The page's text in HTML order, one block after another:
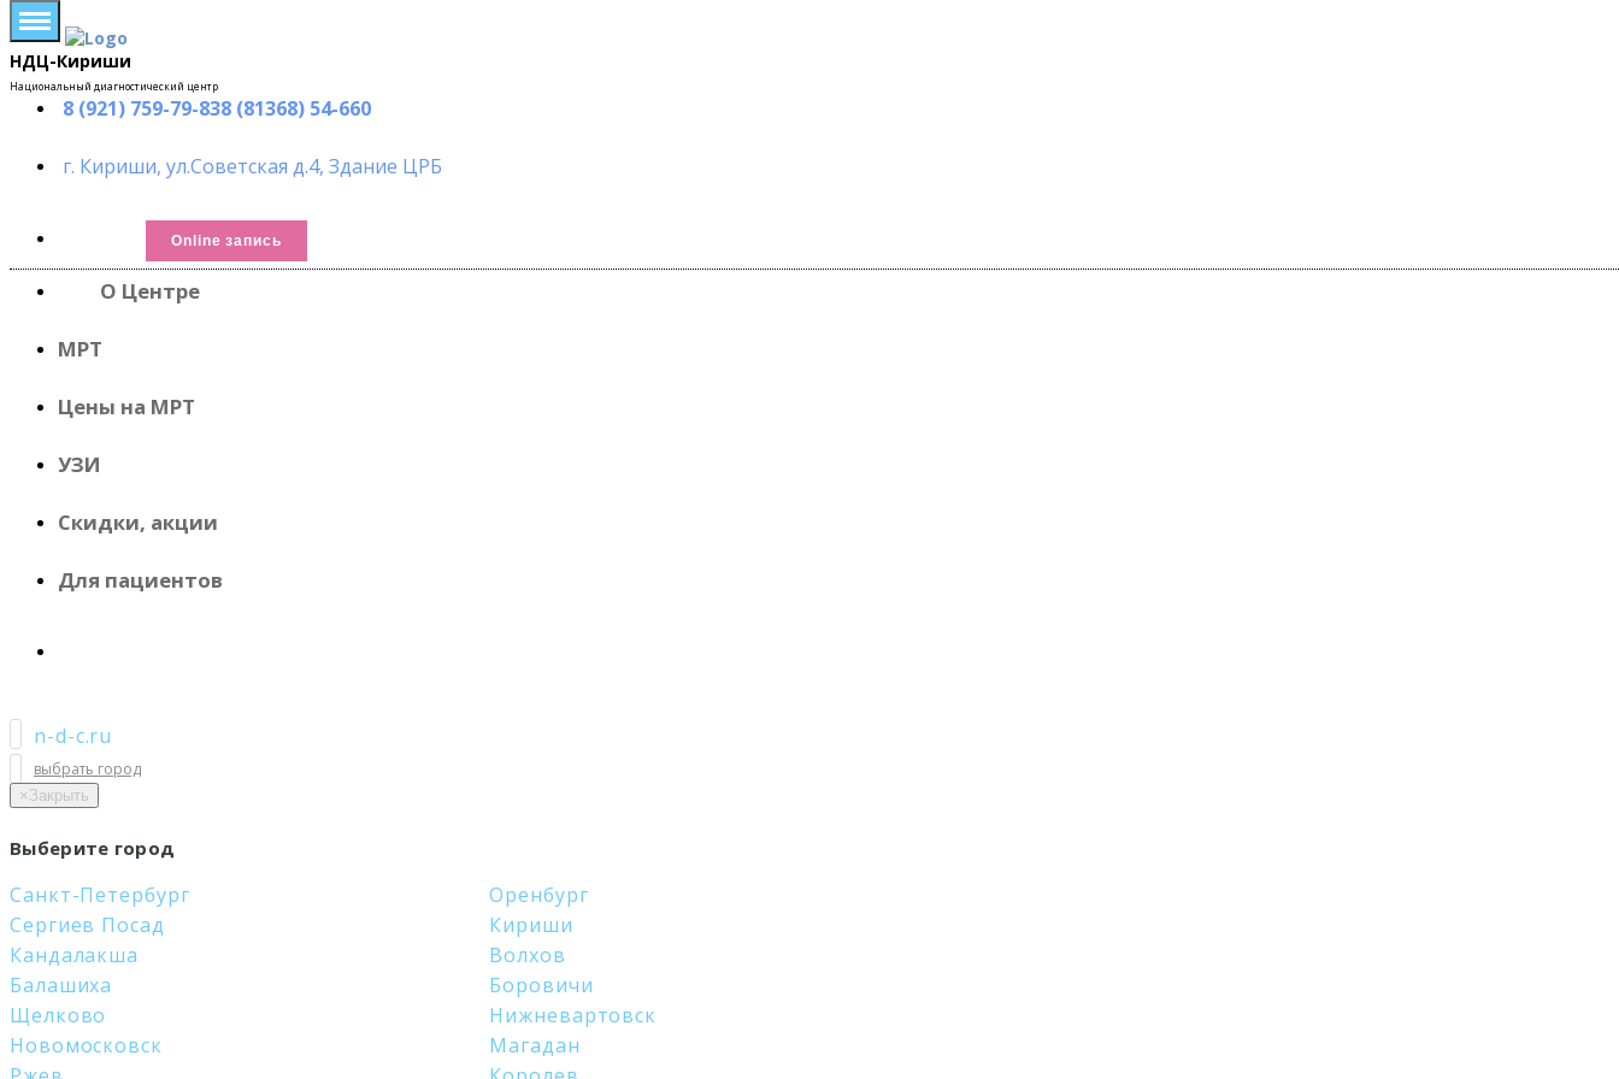
n-d-c.ru
выбрать город
× Закрыть
Выберите город
Санкт-Петербург
Оренбург
Сергиев Посад
Кириши
Кандалакша
Волхов
Балашиха
Боровичи
Щелково
Нижневартовск
Новомосковск
Магадан
НДЦ-Кириши
Национальный диагностический центр
8 (921) 759-79-838 (81368) 54-660
г. Кириши, ул.Советская д.4, Здание ЦРБ
Online запись
О Центре
МРТ
Цены на МРТ
УЗИ
Скидки, акции
Для пациентов